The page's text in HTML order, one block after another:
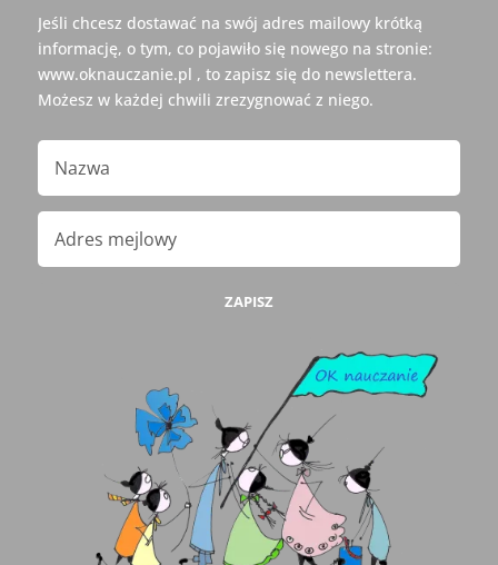
Jeśli chcesz dostawać na swój adres mailowy krótką
informację, o tym, co pojawiło się nowego na stronie:
www.oknauczanie.pl , to zapisz się do newslettera.
Możesz w każdej chwili zrezygnować z niego.
ZAPISZ